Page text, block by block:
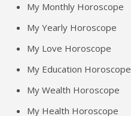
My Monthly Horoscope
My Yearly Horoscope
My Love Horoscope
My Education Horoscope
My Wealth Horoscope
My Health Horoscope